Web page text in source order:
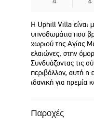
H Uphill Villa είναι
υπνοδωμάτια που
χωριού της Αγίας
ελαιώνες, στην
Συνδυάζοντας τις
περιβάλλον, αυτή η
ιδανική για
Παροχές